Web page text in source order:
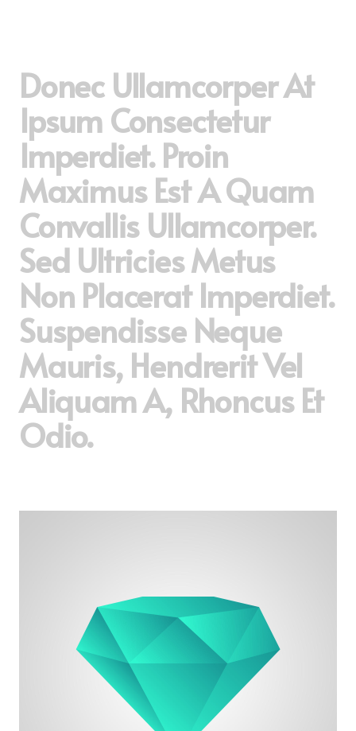
Donec Ullamcorper At
Ipsum Consectetur
Imperdiet. Proin
Maximus Est A Quam
Convallis Ullamcorper.
Sed Ultricies Metus
Non Placerat Imperdiet.
Suspendisse Neque
Mauris, Hendrerit Vel
Aliquam A, Rhoncus Et
Odio.